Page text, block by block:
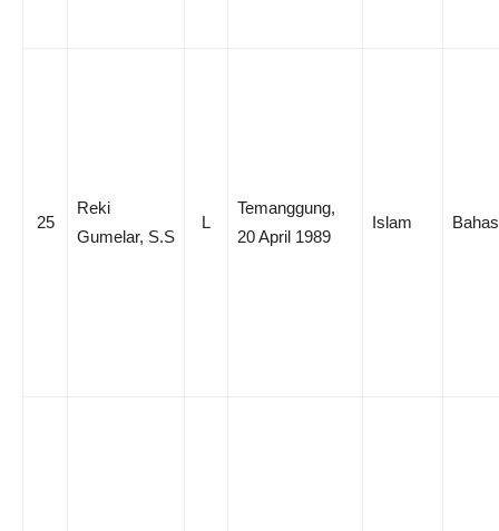
25
Reki
Gumelar, S.S
L
Temanggung,
20 April 1989
Islam